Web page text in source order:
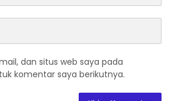
dan situs web saya pada
komentar saya berikutnya.